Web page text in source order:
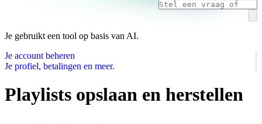
Je gebruikt een tool op basis van AI.
Je account beheren
Je profiel, betalingen en meer.
Playlists opslaan en herstellen